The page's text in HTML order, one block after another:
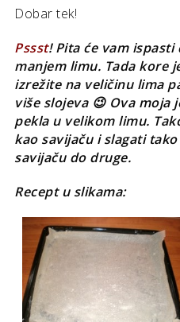
Dobar tek!
Pssst! Pita će vam
manjem limu. Tada kore
izrežite na veličinu lima
više slojeva 😉 Ova moja
pekla u velikom limu.
kao savijaču i slagati
savijaču do druge.
Recept u slikama: